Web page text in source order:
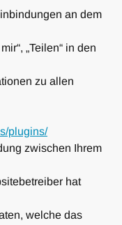
an dem
„Teilen“ in den
zu allen
plugins/
zwischen Ihrem
hat
welche das